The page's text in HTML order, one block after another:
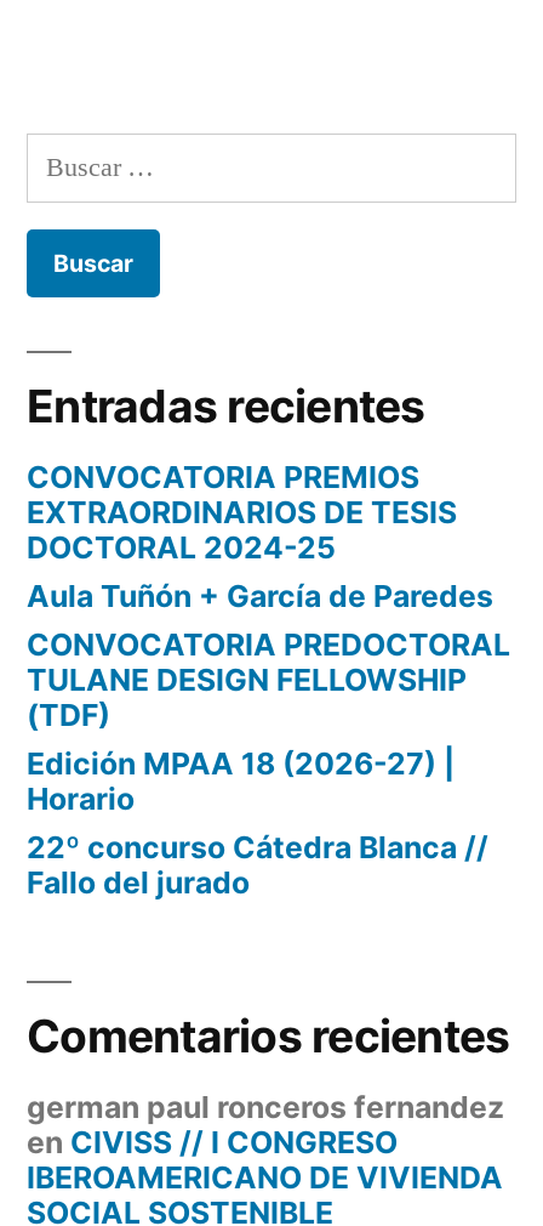
Buscar:
Entradas recientes
CONVOCATORIA PREMIOS
EXTRAORDINARIOS DE TESIS
DOCTORAL 2024-25
Aula Tuñón + García de Paredes
CONVOCATORIA PREDOCTORAL
TULANE DESIGN FELLOWSHIP
(TDF)
Edición MPAA 18 (2026-27) |
Horario
22º concurso Cátedra Blanca //
Fallo del jurado
Comentarios recientes
german paul ronceros fernandez
en CIVISS // I CONGRESO
IBEROAMERICANO DE VIVIENDA
SOCIAL SOSTENIBLE